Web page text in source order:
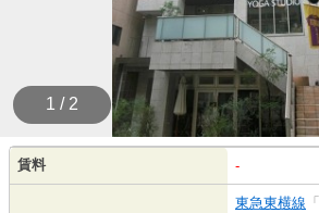
1 / 2
賃料 -
東急東横線 「